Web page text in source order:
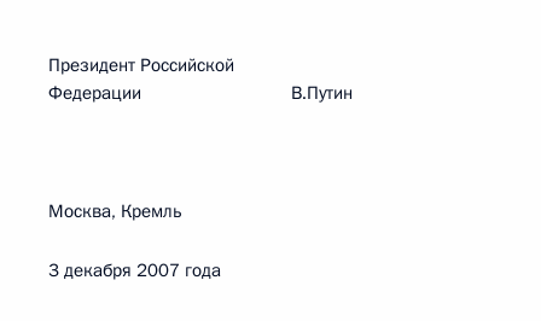
Президент Российской
Федерации В.Путин
Москва, Кремль
3 декабря 2007 года